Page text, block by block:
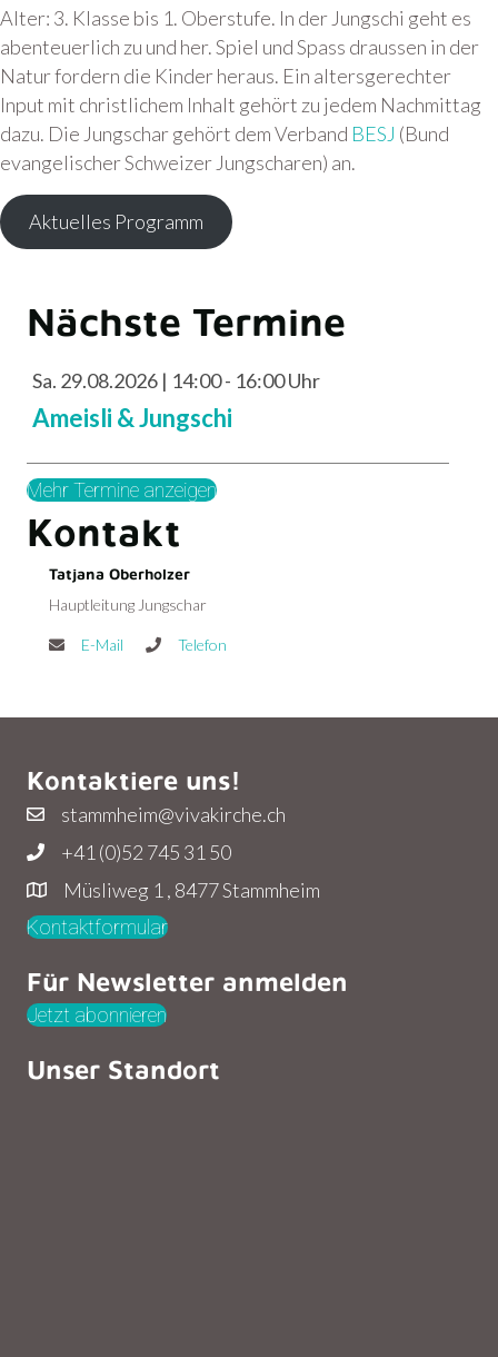
Alter: 3. Klasse bis 1. Oberstufe. In der Jungschi geht es
abenteuerlich zu und her. Spiel und Spass draussen in der
Natur fordern die Kinder heraus. Ein altersgerechter
Input mit christlichem Inhalt gehört zu jedem Nachmittag
dazu. Die Jungschar gehört dem Verband BESJ (Bund
evangelischer Schweizer Jungscharen) an.
Aktuelles Programm
Nächste Termine
Sa. 29.08.2026 | 14:00 - 16:00 Uhr
Ameisli & Jungschi
Mehr Termine anzeigen
Kontakt
Tatjana Oberholzer
Hauptleitung Jungschar
E-Mail Telefon
Kontaktiere uns!
stammheim@vivakirche.ch
+41 (0)52 745 31 50
Müsliweg 1 , 8477 Stammheim
Kontaktformular
Für Newsletter anmelden
Jetzt abonnieren
Unser Standort